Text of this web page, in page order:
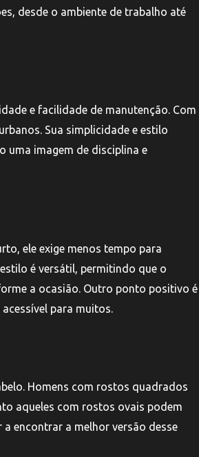
desde o ambiente de trabalho até
e facilidade de manutenção. Com
Sua simplicidade e estilo
uma imagem de disciplina e
ele exige menos tempo para
é versátil, permitindo que o
a ocasião. Outro ponto positivo é
para muitos.
Homens com rostos quadrados
aqueles com rostos ovais podem
encontrar a melhor versão desse